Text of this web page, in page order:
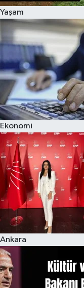
Yaşam
Ekonomi
Ankara